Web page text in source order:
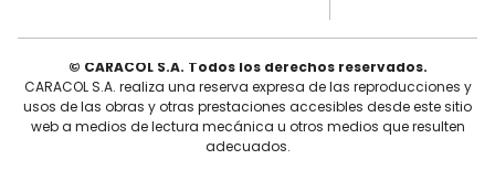
© CARACOL S.A. Todos los derechos reservados.
CARACOL S.A. realiza una reserva expresa de las reproducciones y
usos de las obras y otras prestaciones accesibles desde este sitio
web a medios de lectura mecánica u otros medios que resulten
adecuados.